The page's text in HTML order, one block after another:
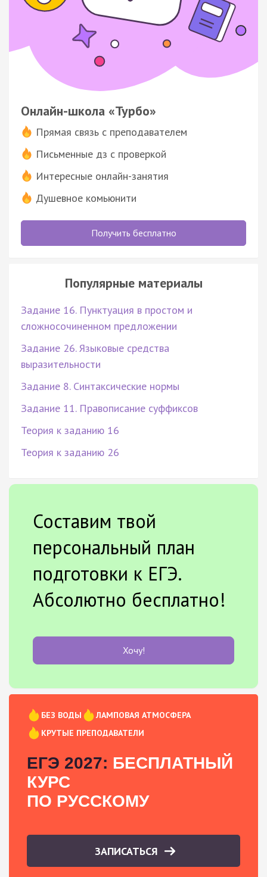
Онлайн-школа «Турбо»
Прямая связь с преподавателем
Письменные дз с проверкой
Интересные онлайн-занятия
Душевное комьюнити
Получить бесплатно
Популярные материалы
Задание 16. Пунктуация в простом и
сложносочиненном предложении
Задание 26. Языковые средства
выразительности
Задание 8. Синтаксические нормы
Задание 11. Правописание суффиксов
Теория к заданию 16
Теория к заданию 26
Составим твой
персональный план
подготовки к ЕГЭ.
Абсолютно бесплатно!
Хочу!
БЕЗ ВОДЫ
ЛАМПОВАЯ АТМОСФЕРА
КРУТЫЕ ПРЕПОДАВАТЕЛИ
ЕГЭ 2027: БЕСПЛАТНЫЙ
КУРС
ПО РУССКОМУ
ЗАПИСАТЬСЯ